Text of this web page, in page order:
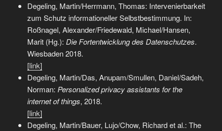
Degeling, Martin/Herrmann, Thomas: Intervenierbarkeit
zum Schutz informationeller Selbstbestimmung. In:
Roßnagel, Alexander/Friedewald, Michael/Hansen,
Marit (Hg.): Die Fortentwicklung des Datenschutzes.
Wiesbaden 2018.
[link]
Degeling, Martin/Das, Anupam/Smullen, Daniel/Sadeh,
Norman: Personalized privacy assistants for the
internet of things, 2018.
[link]
Degeling, Martin/Bauer, Lujo/Chow, Richard et al.: The